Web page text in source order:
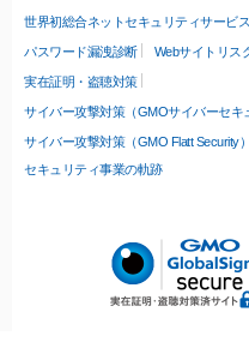
世界初総合ネットセキュリティサービ
パスワード漏洩診断 Webサイトリス
実在証明・盗聴対策
サイバー攻撃対策（GMOサイバーセキ
サイバー攻撃対策（GMO Flatt Security）
セキュリティ事業の軌跡